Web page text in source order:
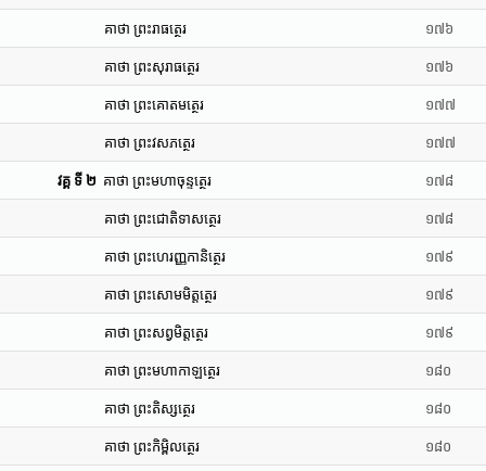
គាថា ព្រះរាធត្ថេរ ១៧៦
គាថា ព្រះសុរាធត្ថេរ ១៧៦
គាថា ព្រះគោតមត្ថេរ ១៧៧
គាថា ព្រះវសភត្ថេរ ១៧៧
វគ្គ ទី ២ គាថា ព្រះមហាចុន្ទត្ថេរ ១៧៨
គាថា ព្រះជោតិទាសត្ថេរ ១៧៨
គាថា ព្រះហេរញ្ញកានិត្ថេរ ១៧៩
គាថា ព្រះសោមមិត្តត្ថេរ ១៧៩
គាថា ព្រះសព្វមិត្តត្ថេរ ១៧៩
គាថា ព្រះមហាកាឡត្ថេរ ១៨០
គាថា ព្រះតិស្សត្ថេរ ១៨០
គាថា ព្រះកិម្ពិលត្ថេរ ១៨០